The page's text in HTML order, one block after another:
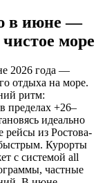
в июне —
море
2026 года —
отдыха на море.
ритм:
пределах +26–
идеально
рейсы из Ростова-
Курорты
с системой all
частные